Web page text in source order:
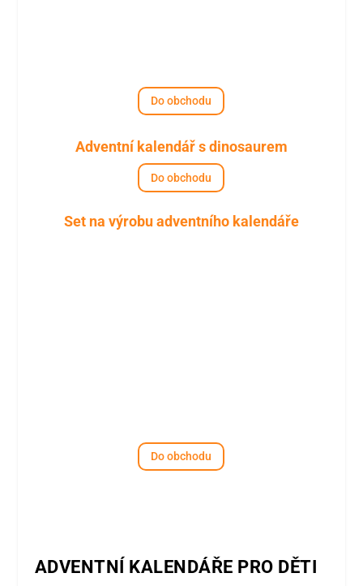
Do obchodu
Adventní kalendář s dinosaurem
Do obchodu
Set na výrobu adventního kalendáře
Do obchodu
ADVENTNÍ KALENDÁŘE PRO DĚTI